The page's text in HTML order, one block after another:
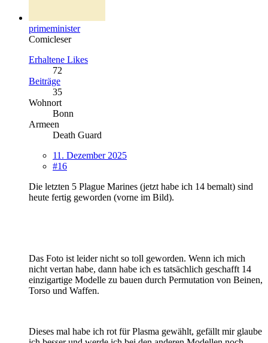
primeminister
Comicleser
Erhaltene Likes
72
Beiträge
35
Wohnort
Bonn
Armeen
Death Guard
11. Dezember 2025
#16
Die letzten 5 Plague Marines (jetzt habe ich 14 bemalt) sind
heute fertig geworden (vorne im Bild).
Das Foto ist leider nicht so toll geworden. Wenn ich mich
nicht vertan habe, dann habe ich es tatsächlich geschafft 14
einzigartige Modelle zu bauen durch Permutation von Beinen,
Torso und Waffen.
Dieses mal habe ich rot für Plasma gewählt, gefällt mir glaube